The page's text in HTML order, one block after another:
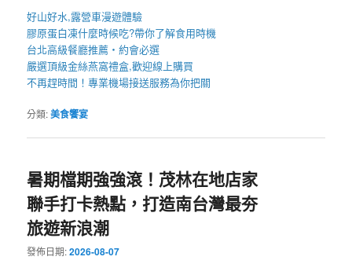
好山好水,露營車漫遊體驗
膠原蛋白凍什麼時候吃?帶你了解食用時機
台北高級餐廳推薦・約會必選
嚴選頂級金絲燕窩禮盒,歡迎線上購買
不再趕時間！專業機場接送服務為你把關
分類:美食饗宴
暑期檔期強強滾！茂林在地店家
聯手打卡熱點，打造南台灣最夯
旅遊新浪潮
發佈日期:2026-08-07